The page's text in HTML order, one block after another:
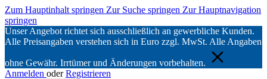
Zum Hauptinhalt springen Zur Suche springen Zur Hauptnavigation
springen
Unser Angebot richtet sich ausschließlich an gewerbliche Kunden.
Alle Preisangaben verstehen sich in Euro zzgl. MwSt. Alle Angaben
ohne Gewähr. Irrtümer und Änderungen vorbehalten.
Anmelden oder Registrieren